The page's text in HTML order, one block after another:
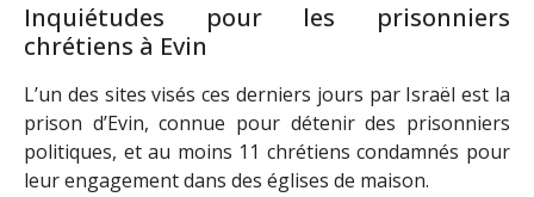
Inquiétudes pour les prisonniers
chrétiens à Evin
L’un des sites visés ces derniers jours par Israël est la
prison d’Evin, connue pour détenir des prisonniers
politiques, et au moins 11 chrétiens condamnés pour
leur engagement dans des églises de maison.